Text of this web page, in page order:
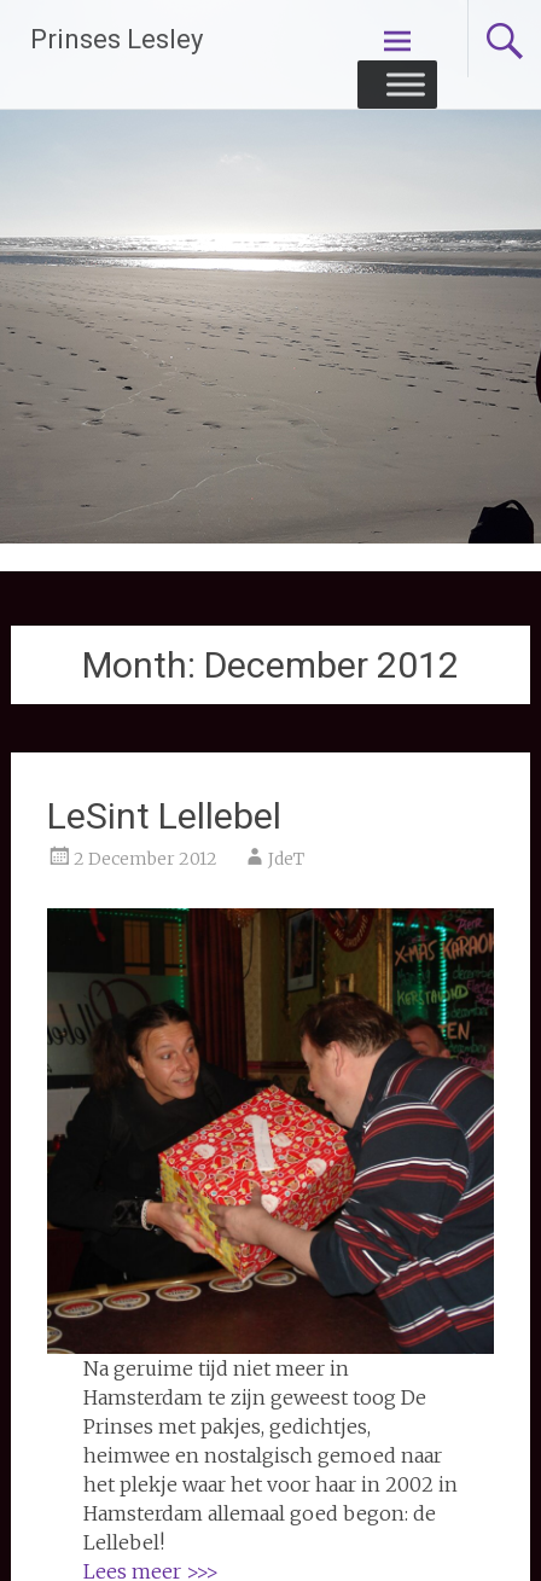
Prinses Lesley
Month: December 2012
LeSint Lellebel
2 December 2012 JdeT
Na geruime tijd niet meer in
Hamsterdam te zijn geweest toog De
Prinses met pakjes, gedichtjes,
heimwee en nostalgisch gemoed naar
het plekje waar het voor haar in 2002 in
Hamsterdam allemaal goed begon: de
Lellebel!
Lees meer >>>